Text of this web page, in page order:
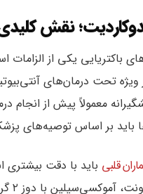
نقش
باکتریایی یکی از
تحت درمان‌های
معمولاً پیش از انجام
باید بر اساس توصیه‌های
قلبی باید با دقت بیشتری